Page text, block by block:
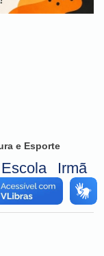
e Esporte
Irmã